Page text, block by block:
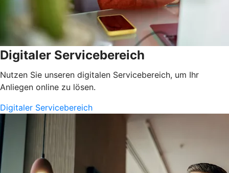
Digitaler Servicebereich
Nutzen Sie unseren digitalen Servicebereich, um Ihr
Anliegen online zu lösen.
Digitaler Servicebereich